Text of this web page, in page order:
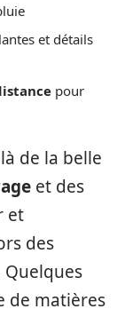
et détails
pour
de la belle
et des
et
des
de matières